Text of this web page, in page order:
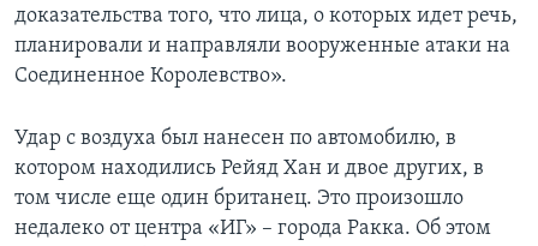
доказательства того, что лица, о которых идет речь,
планировали и направляли вооруженные атаки на
Соединенное Королевство».
Удар с воздуха был нанесен по автомобилю, в
котором находились Рейяд Хан и двое других, в
том числе еще один британец. Это произошло
недалеко от центра «ИГ» – города Ракка. Об этом